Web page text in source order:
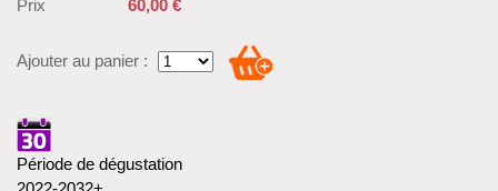
Prix
60,00 €
Ajouter au panier :
Période de dégustation